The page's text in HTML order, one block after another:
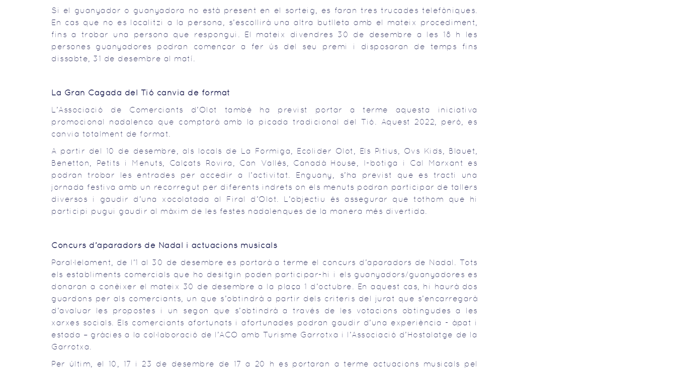
Si el guanyador o guanyadora no està present en el sorteig, es faran tres trucades telefòniques.
En cas que no es localitzi a la persona, s’escollirà una altra butlleta amb el mateix procediment,
fins a trobar una persona que respongui. El mateix divendres 30 de desembre a les 18 h les
persones guanyadores podran començar a fer ús del seu premi i disposaran de temps fins
dissabte, 31 de desembre al matí.
La Gran Cagada del Tió canvia de format
L’Associació de Comerciants d’Olot també ha previst portar a terme aquesta iniciativa
promocional nadalenca que comptarà amb la picada tradicional del Tió. Aquest 2022, però, es
canvia totalment de format.
A partir del 10 de desembre, als locals de La Formiga, Ecolider Olot, Els Pitius, Ovs Kids, Blauet,
Benetton, Petits i Menuts, Calçats Rovira, Can Vallès, Canadà House, I-botiga i Cal Marxant es
podran trobar les entrades per accedir a l’activitat. Enguany, s’ha previst que es tracti una
jornada festiva amb un recorregut per diferents indrets on els menuts podran participar de tallers
diversos i gaudir d’una xocolatada al Firal d’Olot. L’objectiu és assegurar que tothom que hi
participi pugui gaudir al màxim de les festes nadalenques de la manera més divertida.
Concurs d’aparadors de Nadal i actuacions musicals
Paral·lelament, de l’1 al 30 de desembre es portarà a terme el concurs d’aparadors de Nadal. Tots
els establiments comercials que ho desitgin poden participar-hi i els guanyadors/guanyadores es
donaran a conèixer el mateix 30 de desembre a la plaça 1 d’octubre. En aquest cas, hi haurà dos
guardons per als comerciants, un que s’obtindrà a partir dels criteris del jurat que s’encarregarà
d’avaluar les propostes i un segon que s’obtindrà a través de les votacions obtingudes a les
xarxes socials. Els comerciants afortunats i afortunades podran gaudir d’una experiència - àpat i
estada – gràcies a la col·laboració de l’ACO amb Turisme Garrotxa i l’Associació d’Hostalatge de la
Garrotxa.
Per últim, el 10, 17 i 23 de desembre de 17 a 20 h es portaran a terme actuacions musicals pel